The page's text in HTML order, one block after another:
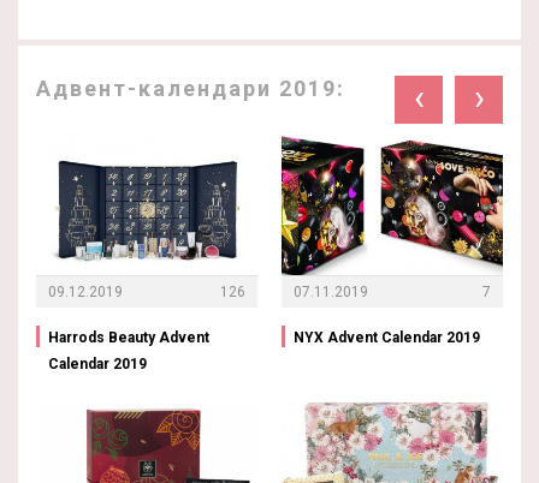
Адвент-календари 2019: ‹ ›
09.12.2019 126
Harrods Beauty Advent
Calendar 2019
07.11.2019 7
NYX Advent Calendar 2019